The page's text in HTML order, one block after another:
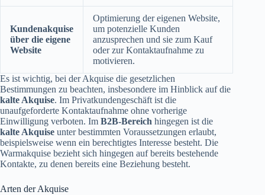
Kundenakquise
über die eigene
Website
Optimierung der eigenen Website,
um potenzielle Kunden
anzusprechen und sie zum Kauf
oder zur Kontaktaufnahme zu
motivieren.
Es ist wichtig, bei der Akquise die gesetzlichen
Bestimmungen zu beachten, insbesondere im Hinblick auf die
kalte Akquise. Im Privatkundengeschäft ist die
unaufgeforderte Kontaktaufnahme ohne vorherige
Einwilligung verboten. Im B2B-Bereich hingegen ist die
kalte Akquise unter bestimmten Voraussetzungen erlaubt,
beispielsweise wenn ein berechtigtes Interesse besteht. Die
Warmakquise bezieht sich hingegen auf bereits bestehende
Kontakte, zu denen bereits eine Beziehung besteht.
Arten der Akquise